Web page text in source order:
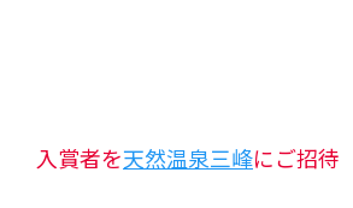
入賞者を天然温泉三峰にご招待